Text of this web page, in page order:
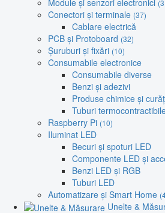
Conectori și terminale (37)
Cablare electrică
PCB și Protoboard (32)
Șuruburi și fixări (10)
Consumabile electronice
Consumabile diverse
Benzi și adezivi
Produse chimice și
Tuburi
Raspberry Pi (10)
Iluminat LED
Becuri și spoturi LED
Componente LED și
Benzi LED și RGB
Tuburi LED
Automatizare și Smart Home
Unelte &